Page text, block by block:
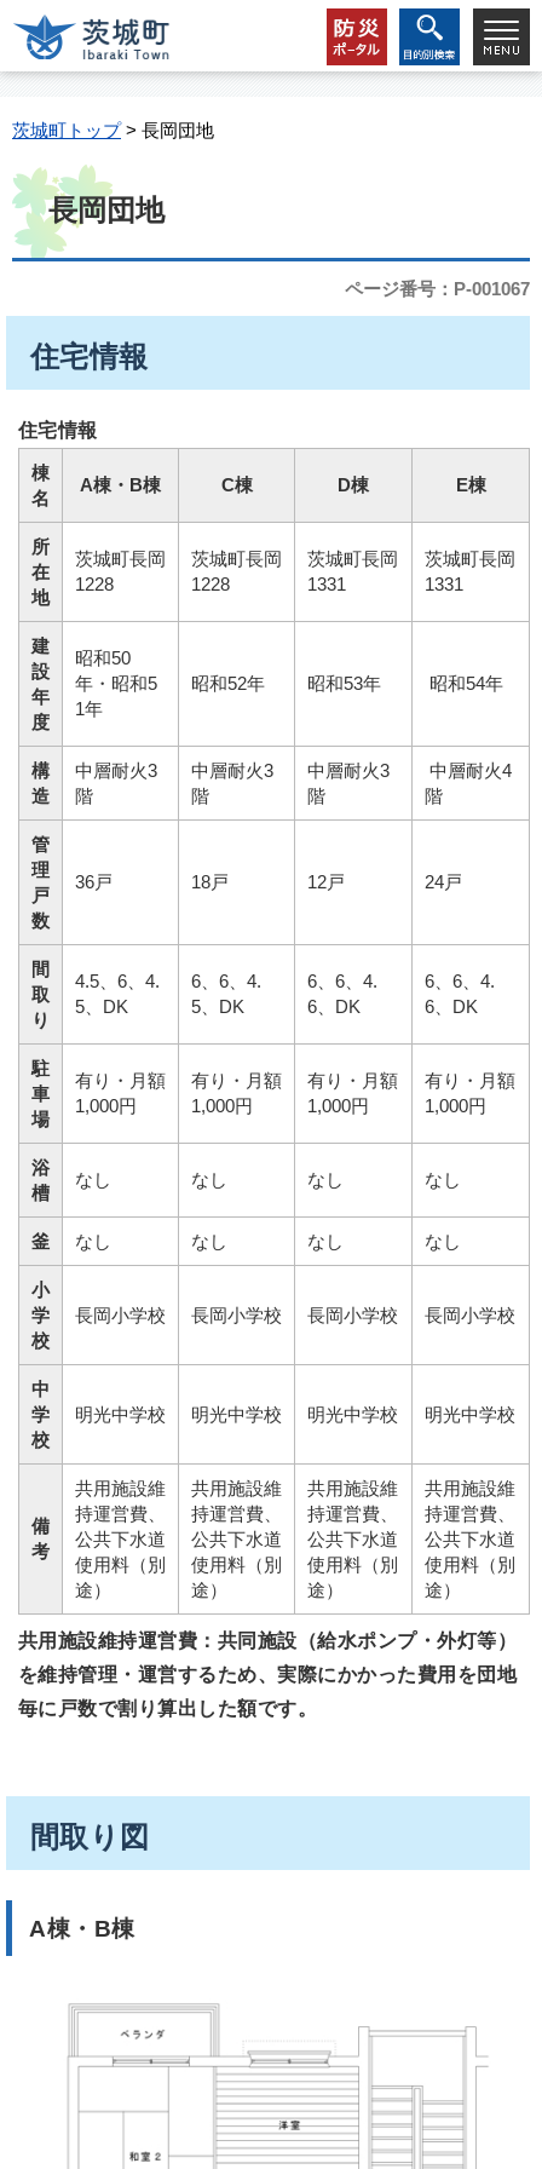
茨城町トップ> 長岡団地
長岡団地
ページ番号：P-001067
住宅情報
住宅情報
棟
名
A棟・B棟 C棟 D棟 E棟
所
在
地
茨城町長岡
1228
茨城町長岡
1228
茨城町長岡
1331
茨城町長岡
1331
建
設
年
度
昭和50
年・昭和5
1年
昭和52年 昭和53年 昭和54年
構
造
中層耐火3
階
中層耐火3
階
中層耐火3
階
中層耐火4
階
管
理
戸
数
36戸 18戸 12戸 24戸
間
取
り
4.5、6、4.
5、DK
6、6、4.
5、DK
6、6、4.
6、DK
6、6、4.
6、DK
駐
車
場
有り・月額
1,000円
有り・月額
1,000円
有り・月額
1,000円
有り・月額
1,000円
浴
槽
なし なし なし なし
釜 なし なし なし なし
小
学
校
長岡小学校 長岡小学校 長岡小学校 長岡小学校
中
学
校
明光中学校 明光中学校 明光中学校 明光中学校
備
考
共用施設維
持運営費、
公共下水道
使用料（別
途）
共用施設維
持運営費、
公共下水道
使用料（別
途）
共用施設維
持運営費、
公共下水道
使用料（別
途）
共用施設維
持運営費、
公共下水道
使用料（別
途）
共用施設維持運営費：共同施設（給水ポンプ・外灯等）
を維持管理・運営するため、実際にかかった費用を団地
毎に戸数で割り算出した額です。
間取り図
A棟・B棟